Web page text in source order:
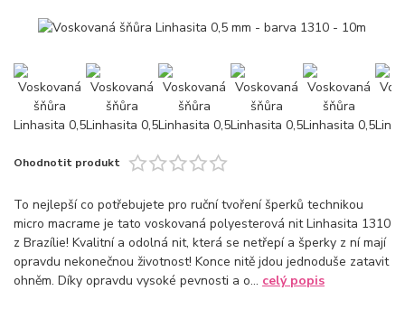
Ohodnotit produkt
To nejlepší co potřebujete pro ruční tvoření šperků technikou
micro macrame je tato voskovaná polyesterová nit Linhasita 1310
z Brazílie! Kvalitní a odolná nit, která se netřepí a šperky z ní mají
opravdu nekonečnou životnost! Konce nitě jdou jednoduše zatavit
ohněm. Díky opravdu vysoké pevnosti a o... celý popis